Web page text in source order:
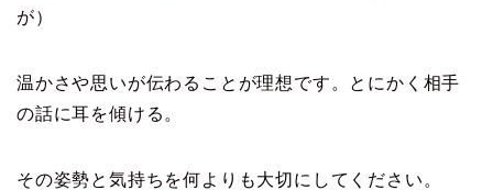
が）
温かさや思いが伝わることが理想です。とにかく相手
の話に耳を傾ける。
その姿勢と気持ちを何よりも大切にしてください。